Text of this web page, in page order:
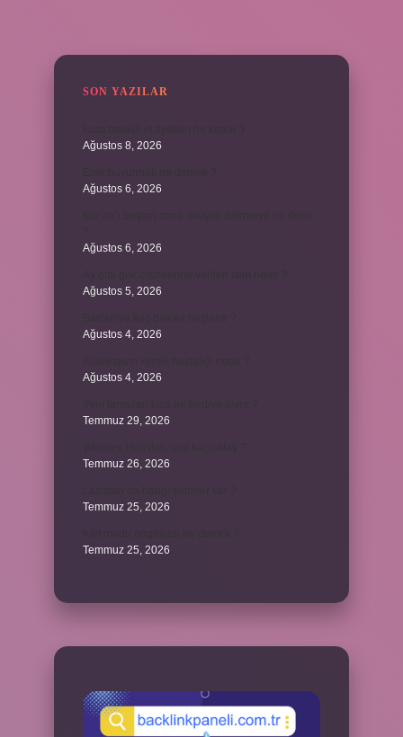
SON YAZILAR
Ağustos 8, 2026
Ağustos 6, 2026
Ağustos 6, 2026
Ağustos 5, 2026
Ağustos 4, 2026
Ağustos 4, 2026
Temmuz 29, 2026
Temmuz 26, 2026
Temmuz 25, 2026
Temmuz 25, 2026